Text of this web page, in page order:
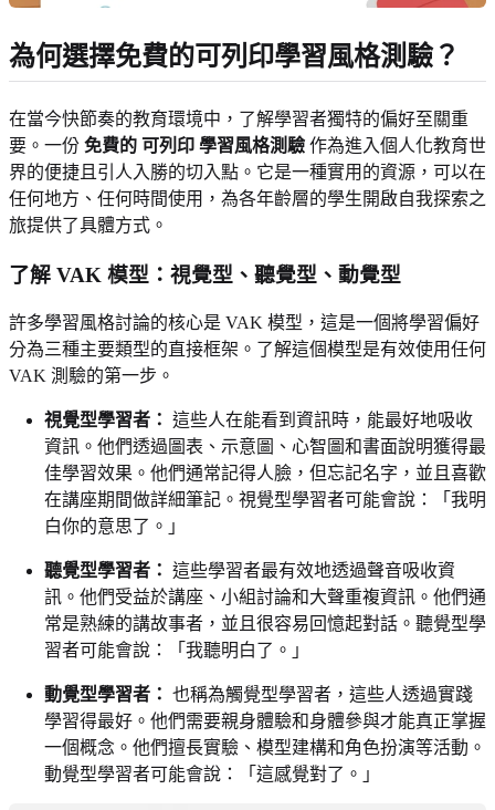
為何選擇免費的可列印學習風格測驗？
在當今快節奏的教育環境中，了解學習者獨特的偏好至關重
要。一份 免費的 可列印 學習風格測驗 作為進入個人化教育世
界的便捷且引人入勝的切入點。它是一種實用的資源，可以在
任何地方、任何時間使用，為各年齡層的學生開啟自我探索之
旅提供了具體方式。
了解 VAK 模型：視覺型、聽覺型、動覺型
許多學習風格討論的核心是 VAK 模型，這是一個將學習偏好
分為三種主要類型的直接框架。了解這個模型是有效使用任何
VAK 測驗的第一步。
視覺型學習者： 這些人在能看到資訊時，能最好地吸收
資訊。他們透過圖表、示意圖、心智圖和書面說明獲得最
佳學習效果。他們通常記得人臉，但忘記名字，並且喜歡
在講座期間做詳細筆記。視覺型學習者可能會說：「我明
白你的意思了。」
聽覺型學習者： 這些學習者最有效地透過聲音吸收資
訊。他們受益於講座、小組討論和大聲重複資訊。他們通
常是熟練的講故事者，並且很容易回憶起對話。聽覺型學
習者可能會說：「我聽明白了。」
動覺型學習者： 也稱為觸覺型學習者，這些人透過實踐
學習得最好。他們需要親身體驗和身體參與才能真正掌握
一個概念。他們擅長實驗、模型建構和角色扮演等活動。
動覺型學習者可能會說：「這感覺對了。」